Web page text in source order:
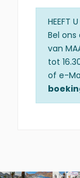
HEEFT
Bel ons
van
tot
of e-